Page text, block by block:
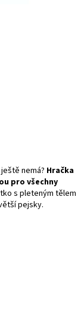
nemá? Hračka
pro všechny
s pleteným tělem
pejsky.